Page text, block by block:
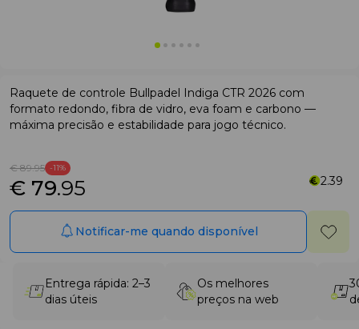
Raquete de controle Bullpadel Indiga CTR 2026 com
formato redondo, fibra de vidro, eva foam e carbono —
máxima precisão e estabilidade para jogo técnico.
€ 89.95 -11%
€ 79.95 2.39
Notificar-me quando disponível
Entrega rápida: 2–3
dias úteis
Os melhores
preços na web